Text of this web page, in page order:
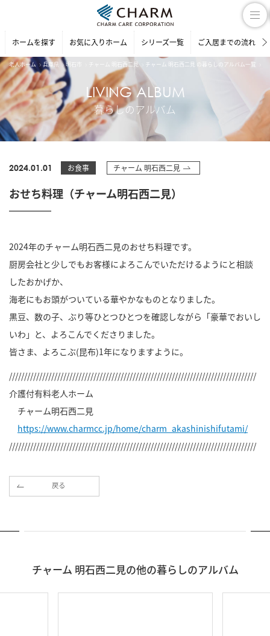
ホームを探す お気に入りホーム シリーズ一覧 ご入居までの流れ
老人ホーム 兵庫県 明石市 チャーム 明石西二見 チャーム 明石西二見 の暮らしのアルバム一覧
LIVING ALBUM
暮らしのアルバム
2024.01.01 お食事 チャーム 明石西二見
おせち料理（チャーム明石西二見）
2024年のチャーム明石西二見のおせち料理です。
厨房会社と少しでもお客様によろこんでいただけるようにと相談
したおかげか、
海老にもお頭がついている華やかなものとなりました。
黒豆、数の子、ぶり等ひとつひとつを確認しながら「豪華でおいし
いわ」と、よろこんでくださりました。
皆さま、よろこぶ(昆布)1年になりますように。
//////////////////////////////////////////////////////////////////////////////////
介護付有料老人ホーム
チャーム明石西二見
https://www.charmcc.jp/home/charm_akashinishifutami/
//////////////////////////////////////////////////////////////////////////////////
戻る
チャーム 明石西二見の他の暮らしのアルバム